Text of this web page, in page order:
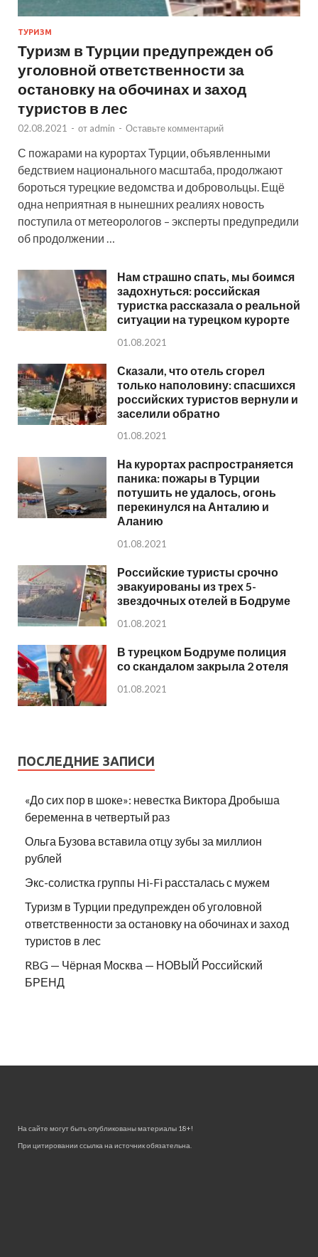
ТУРИЗМ
Туризм в Турции предупрежден об
уголовной ответственности за
остановку на обочинах и заход
туристов в лес
02.08.2021 - от admin - Оставьте комментарий
С пожарами на курортах Турции, объявленными
бедствием национального масштаба, продолжают
бороться турецкие ведомства и добровольцы. Ещё
одна неприятная в нынешних реалиях новость
поступила от метеорологов – эксперты предупредили
об продолжении …
Нам страшно спать, мы боимся
задохнуться: российская
туристка рассказала о реальной
ситуации на турецком курорте
01.08.2021
Сказали, что отель сгорел
только наполовину: спасшихся
российских туристов вернули и
заселили обратно
01.08.2021
На курортах распространяется
паника: пожары в Турции
потушить не удалось, огонь
перекинулся на Анталию и
Аланию
01.08.2021
Российские туристы срочно
эвакуированы из трех 5-
звездочных отелей в Бодруме
01.08.2021
В турецком Бодруме полиция
со скандалом закрыла 2 отеля
01.08.2021
ПОСЛЕДНИЕ ЗАПИСИ
«До сих пор в шоке»: невестка Виктора Дробыша
беременна в четвертый раз
Ольга Бузова вставила отцу зубы за миллион
рублей
Экс-солистка группы Hi-Fi рассталась с мужем
Туризм в Турции предупрежден об уголовной
ответственности за остановку на обочинах и заход
туристов в лес
RBG — Чёрная Москва — НОВЫЙ Российский
БРЕНД
На сайте могут быть опубликованы материалы 18+!
При цитировании ссылка на источник обязательна.